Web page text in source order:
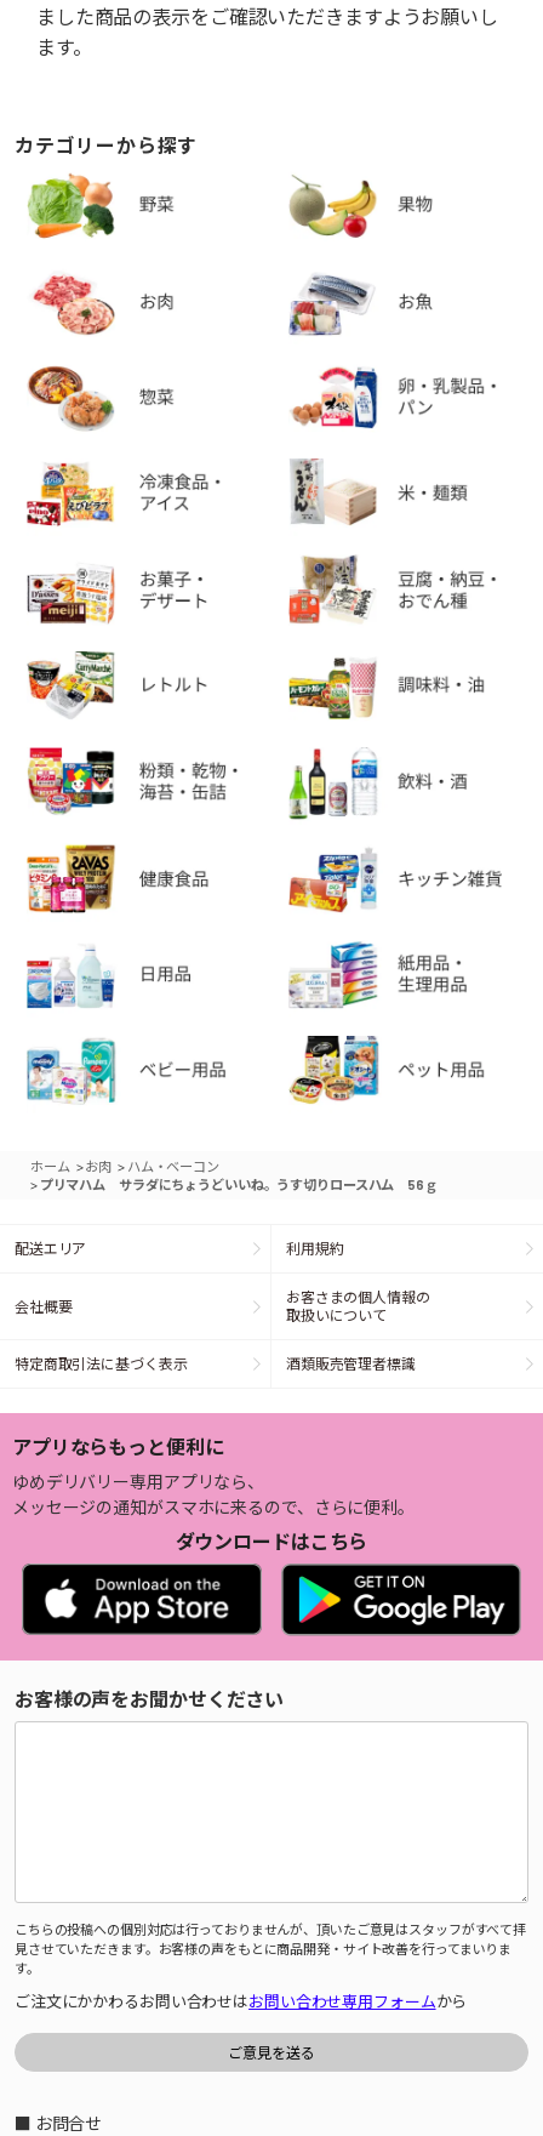
ました商品の表示をご確認いただきますようお願いし
ます。
カテゴリーから探す
ホーム >お肉 > ハム・ベーコン
> プリマハム サラダにちょうどいいね。うす切りロースハム 56ｇ
配送エリア 利用規約
会社概要
お客さまの個人情報の
取扱いについて
特定商取引法に基づく表示 酒類販売管理者標識
アプリならもっと便利に
ゆめデリバリー専用アプリなら、
メッセージの通知がスマホに来るので、さらに便利。
ダウンロードはこちら
お客様の声をお聞かせください
こちらの投稿への個別対応は行っておりませんが、頂いたご意見はスタッフがすべて拝
見させていただきます。お客様の声をもとに商品開発・サイト改善を行ってまいりま
す。
ご注文にかかわるお問い合わせはお問い合わせ専用フォームから
■ お問合せ